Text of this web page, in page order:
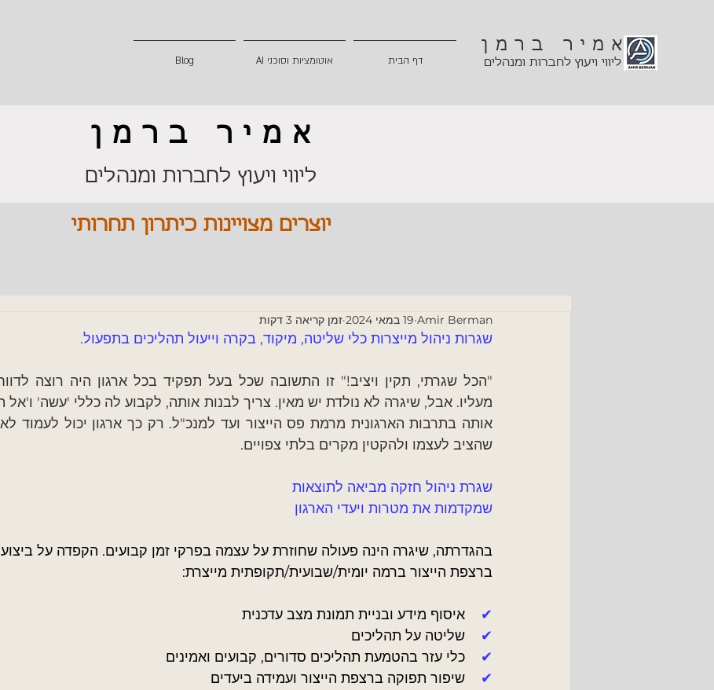
אמיר ברמן
ליווי ויעוץ לחברות ומנהלים דף הבית אוטומציות וסוכני AI Blog
אמיר ברמן
ליווי ויעוץ לחברות ומנהלים
יוצרים מצויינות כיתרון תחרותי
Amir Berman 19 במאי 2024 זמן קריאה 3 דקות
שגרות ניהול מייצרות כלי שליטה, מיקוד, בקרה וייעול תהליכים בתפעול.
שהציב לעצמו ולהקטין מקרים בלתי צפויים.
שגרת ניהול חזקה מביאה לתוצאות
שמקדמות את מטרות ויעדי הארגון
בהגדרתה, שיגרה הינה פעולה שחוזרת על עצמה בפרקי זמן קבועים. הקפדה על ביצוע
ברצפת הייצור ברמה יומית/שבועית/תקופתית מייצרת:
✔ איסוף מידע ובניית תמונת מצב עדכנית
✔ שליטה על תהליכים
✔ כלי עזר בהטמעת תהליכים סדורים, קבועים ואמינים
✔ שיפור תפוקה ברצפת הייצור ועמידה ביעדים